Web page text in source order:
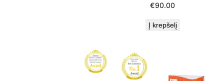
€90.00
Į krepšelį